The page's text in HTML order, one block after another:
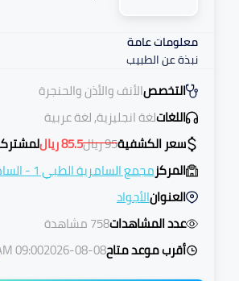
معلومات عامة
نبذة عن الطبيب
التخصصالأنف والأذن والحنجرة
اللغاتلغة انجليزية, لغة عربية
سعر الكشفية95ريال85.5ريال
المركزمجمع السامرية الطبي 1 - السامر
العنوانالأجواد
عدد المشاهدات758 مشاهدة
أقرب موعد متاح2026-08-08
09:00 AM